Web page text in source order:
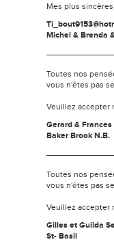
Mes plus
Michel & Brenda
Toutes nos
vous n'êtes pas
Veuillez accepter
Gerard &
Baker Brook N.B.
Toutes nos
vous n'êtes pas
Veuillez accepter
Gilles et Guilda
St- Basil